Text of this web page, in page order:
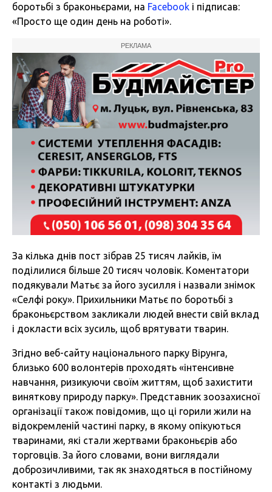
боротьбі з браконьєрами, на Facebook і підписав:
«Просто ще один день на роботі».
РЕКЛАМА
За кілька днів пост зібрав 25 тисяч лайків, їм
поділилися більше 20 тисяч чоловік. Коментатори
подякували Матьє за його зусилля і назвали знімок
«Селфі року». Прихильники Матьє по боротьбі з
браконьєрством закликали людей внести свій вклад
і докласти всіх зусиль, щоб врятувати тварин.
Згідно веб-сайту національного парку Вірунга,
близько 600 волонтерів проходять «інтенсивне
навчання, ризикуючи своїм життям, щоб захистити
виняткову природу парку». Представник зоозахисної
організації також повідомив, що ці горили жили на
відокремленій частині парку, в якому опікуються
тваринами, які стали жертвами браконьєрів або
торговців. За його словами, вони виглядали
доброзичливими, так як знаходяться в постійному
контакті з людьми.